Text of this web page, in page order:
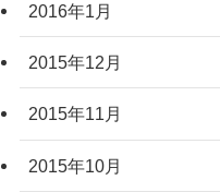
2016年1月
2015年12月
2015年11月
2015年10月